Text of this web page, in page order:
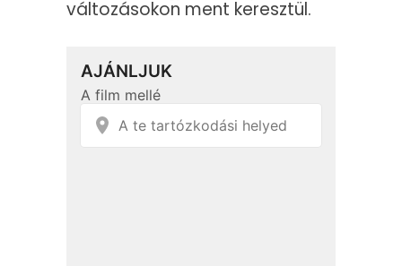
változásokon ment keresztül.